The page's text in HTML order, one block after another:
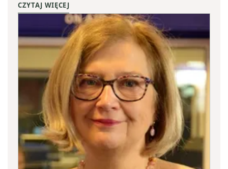
CZYTAJ WIĘCEJ